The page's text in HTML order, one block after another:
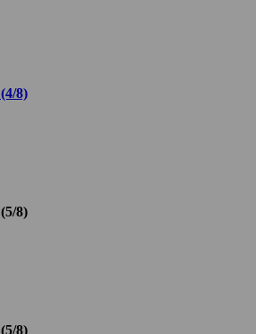
8)
8)
8)